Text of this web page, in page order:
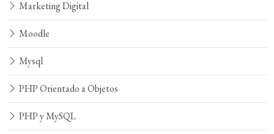
Marketing Digital
Moodle
Mysql
PHP Orientado a Objetos
PHP y MySQL